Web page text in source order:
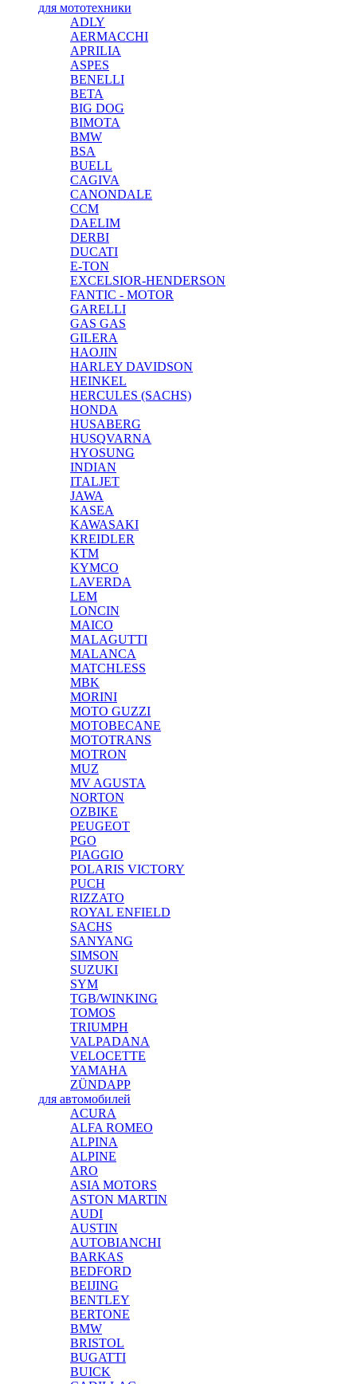
для мототехники
ADLY
AERMACCHI
APRILIA
ASPES
BENELLI
BETA
BIG DOG
BIMOTA
BMW
BSA
BUELL
CAGIVA
CANONDALE
CCM
DAELIM
DERBI
DUCATI
E-TON
EXCELSIOR-HENDERSON
FANTIC - MOTOR
GARELLI
GAS GAS
GILERA
HAOJIN
HARLEY DAVIDSON
HEINKEL
HERCULES (SACHS)
HONDA
HUSABERG
HUSQVARNA
HYOSUNG
INDIAN
ITALJET
JAWA
KASEA
KAWASAKI
KREIDLER
KTM
KYMCO
LAVERDA
LEM
LONCIN
MAICO
MALAGUTTI
MALANCA
MATCHLESS
MBK
MORINI
MOTO GUZZI
MOTOBECANE
MOTOTRANS
MOTRON
MUZ
MV AGUSTA
NORTON
OZBIKE
PEUGEOT
PGO
PIAGGIO
POLARIS VICTORY
PUCH
RIZZATO
ROYAL ENFIELD
SACHS
SANYANG
SIMSON
SUZUKI
SYM
TGB/WINKING
TOMOS
TRIUMPH
VALPADANA
VELOCETTE
YAMAHA
ZÜNDAPP
для автомобилей
ACURA
ALFA ROMEO
ALPINA
ALPINE
ARO
ASIA MOTORS
ASTON MARTIN
AUDI
AUSTIN
AUTOBIANCHI
BARKAS
BEDFORD
BEIJING
BENTLEY
BERTONE
BMW
BRISTOL
BUGATTI
BUICK